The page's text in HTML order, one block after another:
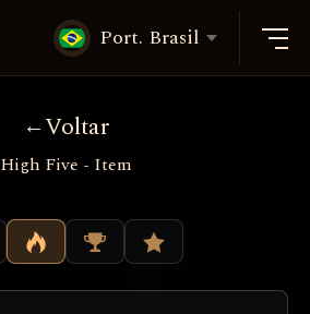
Port. Brasil
Voltar
High Five - Item